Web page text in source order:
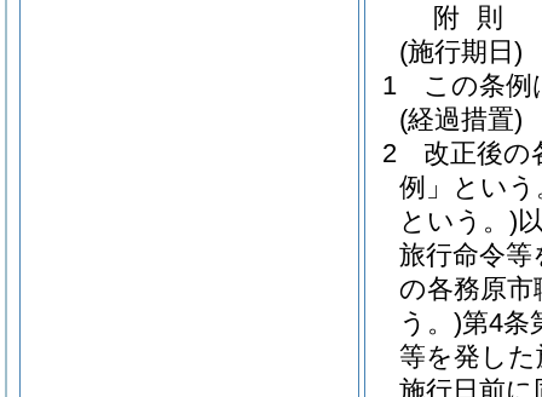
附 則
(施行期日)
1
この条例
(経過措置)
2
改正後の
例」という
という。)
旅行命令
の各務原
う。)第4条
等を発し
施行日前